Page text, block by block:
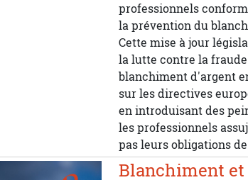
professionnels
la prévention du
Cette mise à jour
la lutte contre la
blanchiment d'argent
sur les directives
en introduisant des
les professionnels
pas leurs obligations
Blanchiment